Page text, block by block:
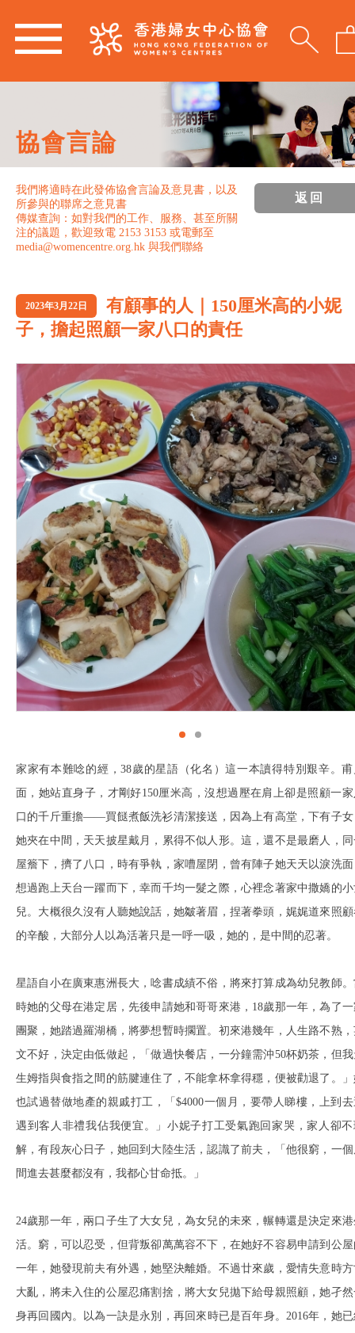
協會言論
我們將適時在此發佈協會言論及意見書，以及
所參與的聯席之意見書
傳媒查詢：如對我們的工作、服務、甚至所關
注的議題，歡迎致電 2153 3153 或電郵至
media@womencentre.org.hk 與我們聯絡
返回
2023年3月22日
有顧事的人｜150厘米高的小妮
子，擔起照顧一家八口的責任
家家有本難唸的經，38歲的星語（化名）這一本讀得特別艱辛。甫
面，她站直身子，才剛好150厘米高，沒想過壓在肩上卻是照顧一
口的千斤重擔——買餸煮飯洗衫清潔接送，因為上有高堂，下有子女
她夾在中間，天天披星戴月，累得不似人形。這，還不是最磨人，
屋簷下，擠了八口，時有爭執，家嘈屋閉，曾有陣子她天天以淚洗
想過跑上天台一躍而下，幸而千均一髮之際，心裡念著家中撒嬌的
兒。大概很久沒有人聽她說話，她皺著眉，捏著拳頭，娓娓道來照
的辛酸，大部分人以為活著只是一呼一吸，她的，是中間的忍著。
星語自小在廣東惠洲長大，唸書成績不俗，將來打算成為幼兒教師
時她的父母在港定居，先後申請她和哥哥來港，18歲那一年，為了
團聚，她踏過羅湖橋，將夢想暫時擱置。初來港幾年，人生路不熟
文不好，決定由低做起，「做過快餐店，一分鐘需沖50杯奶茶，但
生姆指與食指之間的筋腱連住了，不能拿杯拿得穩，便被勸退了。
也試過替做地產的親戚打工，「$4000一個月，要帶人睇樓，上到
遇到客人非禮我佔我便宜。」小妮子打工受氣跑回家哭，家人卻不
解，有段灰心日子，她回到大陸生活，認識了前夫，「他很窮，一
間進去甚麼都沒有，我都心甘命抵。」
24歲那一年，兩口子生了大女兒，為女兒的未來，輾轉還是決定來
活。窮，可以忍受，但背叛卻萬萬容不下，在她好不容易申請到公
一年，她發現前夫有外遇，她堅決離婚。不過廿來歲，愛情失意時
大亂，將未入住的公屋忍痛割捨，將大女兒拋下給母親照顧，她孑
身再回國內。以為一訣是永別，再回來時已是百年身。2016年，她